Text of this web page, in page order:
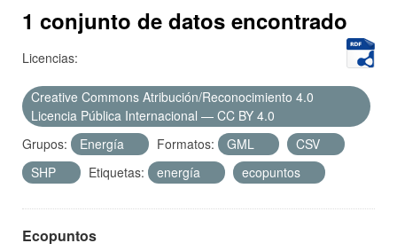
Acerca de
1 conjunto de datos encontrado
Licencias:
Creative Commons Atribución/Reconocimiento 4.0
Licencia Pública Internacional — CC BY 4.0
Grupos:
Energía Formatos: GML
CSV
SHP
Etiquetas: energía ecopuntos
Ecopuntos